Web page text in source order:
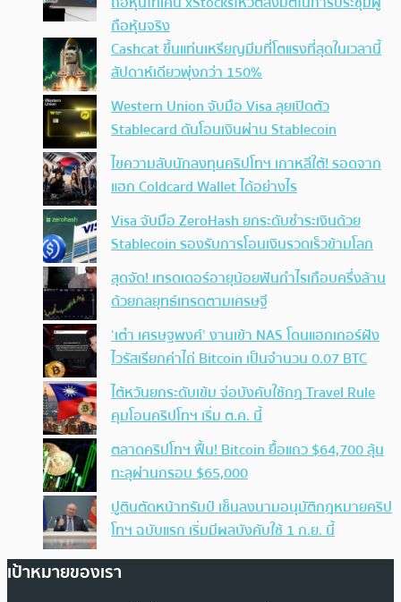
ถือหุ้นจริง
Cashcat ขึ้นแท่นเหรียญมีมที่โตแรงที่สุดในเวลานี้
สัปดาห์เดียวพุ่งกว่า 150%
Western Union จับมือ Visa ลุยเปิดตัว
Stablecard ดันโอนเงินผ่าน Stablecoin
ไขความลับนักลงทุนคริปโทฯ เกาหลีใต้! รอดจาก
แฮก Coldcard Wallet ได้อย่างไร
Visa จับมือ ZeroHash ยกระดับชำระเงินด้วย
Stablecoin รองรับการโอนเงินรวดเร็วข้ามโลก
สุดจัด! เทรดเดอร์อายุน้อยฟันกำไรเกือบครึ่งล้าน
ด้วยกลยุทธ์เทรดตามเศรษฐี
‘เต๋า เศรษฐพงศ์’ งานเข้า NAS โดนแฮกเกอร์ฝัง
ไวรัสเรียกค่าไถ่ Bitcoin เป็นจำนวน 0.07 BTC
ไต้หวันยกระดับเข้ม จ่อบังคับใช้กฏ Travel Rule
คุมโอนคริปโทฯ เริ่ม ต.ค. นี้
ตลาดคริปโทฯ ฟื้น! Bitcoin ยื้อแถว $64,700 ลุ้น
ทะลุผ่านกรอบ $65,000
ปูตินตัดหน้าทรัมป์ เซ็นลงนามอนุมัติกฎหมายคริป
โทฯ ฉบับแรก เริ่มมีผลบังคับใช้ 1 ก.ย. นี้
เป้าหมายของเรา